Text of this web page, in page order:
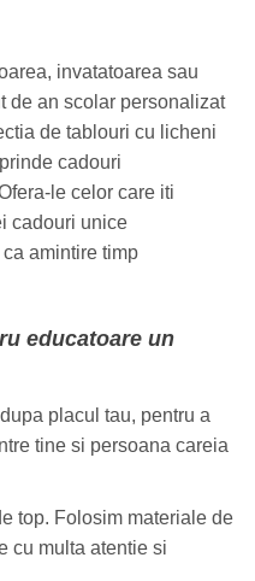
invatatoarea sau
de an scolar personalizat
de tablouri cu licheni
cadouri
le celor care iti
cadouri unice
amintire timp
educatoare un
placul tau, pentru a
tine si persoana careia
top. Folosim materiale de
cu multa atentie si